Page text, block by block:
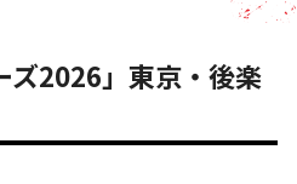
ズ2026」東京・後楽